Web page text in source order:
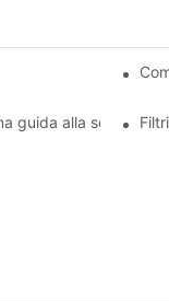
essiccazione: un
guida alla selezione